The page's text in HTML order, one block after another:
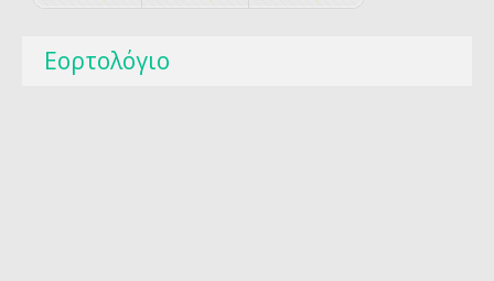
Εορτολόγιο